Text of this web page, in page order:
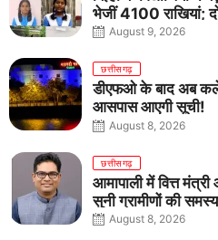
भेजीं 4100 राखियां;
राष्ट्रीय चयन
August 9, 2026
छत्तीसगढ़
डीएफओ के बाद अब
आसपास आएगी सूची!
August 8, 2026
छत्तीसगढ़
आमापाली में वित्त
सुनी ग्रामीणों की
August 8, 2026